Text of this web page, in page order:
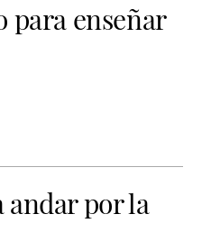
para enseñar
por la